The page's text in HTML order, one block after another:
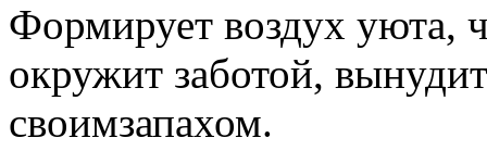
Формирует воздух уюта,
окружит заботой,
своимзапахом.